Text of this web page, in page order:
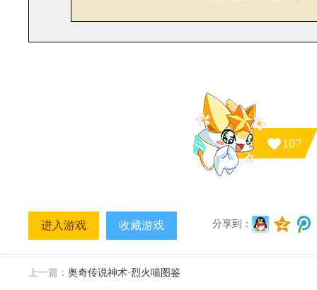
107
进入游戏 收藏游戏 分享到：
上一篇： 奥奇传说神术·烈火喵图鉴